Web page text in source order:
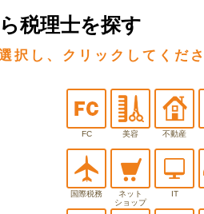
税理士を探す
択し、クリックしてくだ
FC 美容 不動産
国際税務
ネット
ショップ
IT